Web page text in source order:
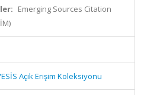
Emerging Sources Citation
Açık Erişim Koleksiyonu